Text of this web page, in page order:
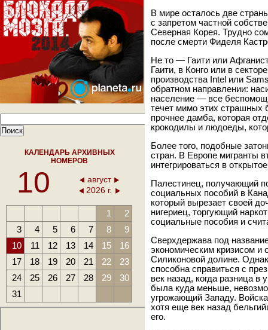
КАЛЕНДАРЬ АРХИВНЫХ
НОМЕРОВ
10
август
2026 г.
1
2
3
4 5 6 7 8
9
10
11 12 13 14 15
16
17
18 19 20 21 22
23
24
25 26 27 28 29
30
31
В мире осталось две
с запретом частной
Северная Корея. Трудно
после смерти Фиделя
Не то — Гаити или
Гаити, в Конго или в
производства Intel или
обратном направлении:
население — все
течет мимо этих страшных
прочнее дамба, которая
крокодилы и людоеды,
Более того, подобные
стран. В Европе мигранты
интегрироваться в
Палестинец, получающий
социальных пособий в
который вырезает своей
нигериец, торгующий
социальные пособия и
Сверхдержава под
экономическим кризисом и
Силиконовой долине.
способна справиться с
век назад, когда разница
была куда меньше,
угрожающий Западу.
хотя еще век назад
его.